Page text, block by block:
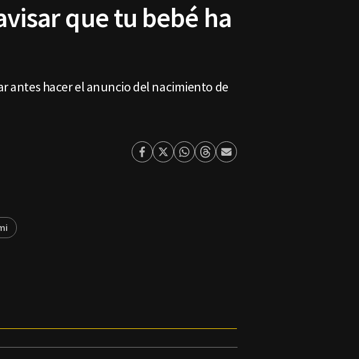
que tu bebé ha
antes hacer el anuncio del nacimiento de
Facebook
TwitterWhatsapp
ThreadsEnviar